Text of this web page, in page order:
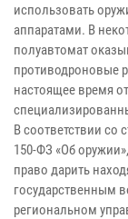
использовать
аппаратами. В
полуавтомат
противодроновые
настоящее время
В соответствии со
150-ФЗ «Об
право дарить
государственным
региональном